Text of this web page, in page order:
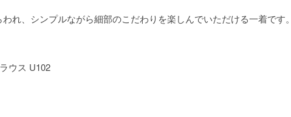
れ、シンプルながら細部のこだわりを楽しんでいただける一着です。
ウス U102